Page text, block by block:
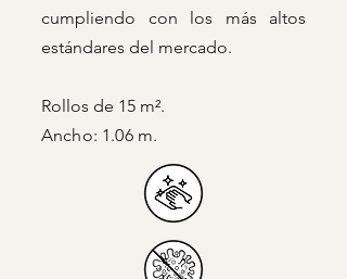
cumpliendo con los más altos
estándares del mercado.
Rollos de 15 m².
Ancho: 1.06 m.